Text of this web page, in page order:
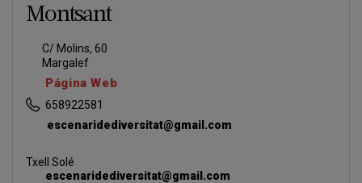
Montsant
C/ Molins, 60
Margalef
Página Web
658922581
escenaridediversitat@gmail.com
Txell Solé
escenaridediversitat@gmail.com